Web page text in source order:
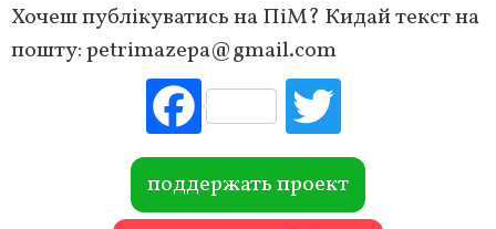
Хочеш публікуватись на ПіМ? Кидай текст на
пошту:petrimazepa@gmail.com
Fac
ebo
ok r
поддержать проект